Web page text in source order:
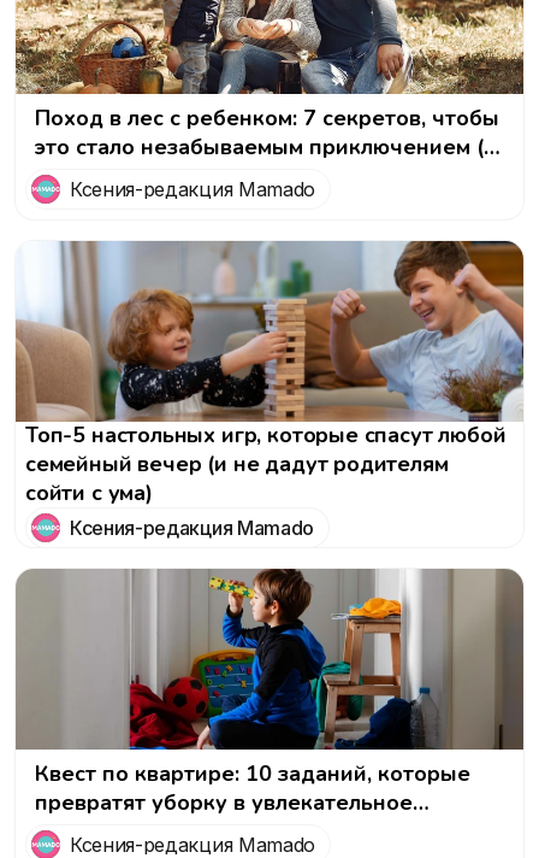
Поход в лес с ребенком: 7 секретов, чтобы
это стало незабываемым приключением (а
не кошмаром)
Ксения-редакция Mamado
Топ-5 настольных игр, которые спасут любой
семейный вечер (и не дадут родителям
сойти с ума)
Ксения-редакция Mamado
Квест по квартире: 10 заданий, которые
превратят уборку в увлекательное
приключение!
Ксения-редакция Mamado